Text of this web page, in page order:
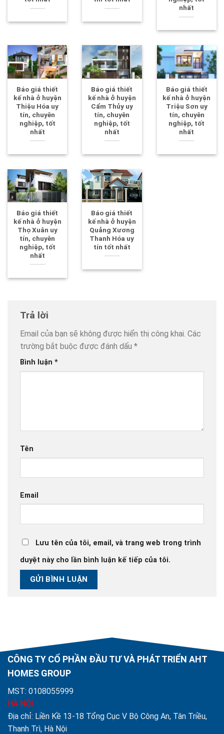
nhất
Báo giá thiết
kế nhà ở huyện
Thiệu Hóa uy
tín, chuyên
nghiệp, tốt
nhất
Báo giá thiết
kế nhà ở huyện
Cẩm Thủy uy
tín, chuyên
nghiệp, tốt
nhất
Báo giá thiết
kế nhà ở huyện
Triệu Sơn uy
tín, chuyên
nghiệp, tốt
nhất
Báo giá thiết
kế nhà ở huyện
Thọ Xuân uy
tín, chuyên
nghiệp, tốt
nhất
Báo giá thiết
kế nhà ở huyện
Quảng Xương
Thanh Hóa uy
tín tốt nhất
Trả lời
Email của bạn sẽ không được hiển thị công khai. Các
trường bắt buộc được đánh dấu *
Bình luận *
Tên
Email
Lưu tên của tôi, email, và trang web trong trình
duyệt này cho lần bình luận kế tiếp của tôi.
CÔNG TY CỔ PHẦN ĐẦU TƯ VÀ PHÁT TRIỂN AHT
HOMES GROUP
MST: 0108055999
HÀ NỘI
Địa chỉ: Liền Kề 13-18 Tổng Cục V Bộ Công An, Tân Triều,
Thanh Trì, Hà Nội